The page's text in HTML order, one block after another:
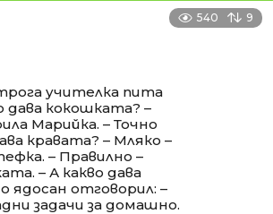
540 9
учителка пита
дава кокошката? –
Марийка. – Точно
кравата? – Мляко –
– Правилно –
– А какво дава
ядосан отговорил: –
задачи за домашно.